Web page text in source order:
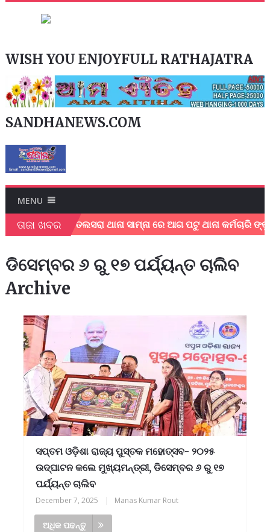
WISH YOU ENJOYFULL RATHAJATRA
SANDHANEWS.COM
MENU
ତାଜା ଖବର ତଲସରା ଥାନା ସାମ୍ନା ରେ ଆଗ ପଟୁ ଥାନା କର୍ମଚାରି ଙ୍କୁ
ଡିସେମ୍ବର ୬ ରୁ ୧୭ ପର୍ଯ୍ୟନ୍ତ ଚାଲିବ
Archive
ସପ୍ତମ ଓଡ଼ିଶା ରାଜ୍ୟ ପୁସ୍ତକ ମହୋତ୍ସବ- ୨୦୨୫
ଉଦ୍‌ଘାଟନ କଲେ ମୁଖ୍ୟମନ୍ତ୍ରୀ, ଡିସେମ୍ବର ୬ ରୁ ୧୭
ପର୍ଯ୍ୟନ୍ତ ଚାଲିବ
December 7, 2025 Manas Kumar Rout
ଅଧିକ ପଢନ୍ତୁ